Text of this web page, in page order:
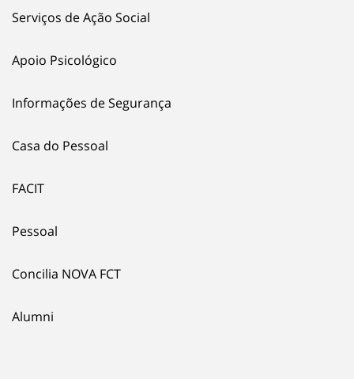
Serviços de Ação Social
Apoio Psicológico
Informações de Segurança
Casa do Pessoal
FACIT
Pessoal
Concilia NOVA FCT
Alumni